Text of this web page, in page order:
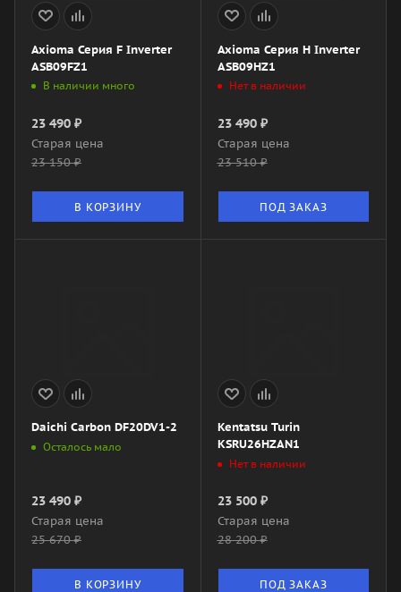
Axioma Серия F Inverter
ASB09FZ1
В наличии много
23 490 ₽
Старая цена
23 150₽
В КОРЗИНУ
Axioma Серия H Inverter
ASB09HZ1
Нет в наличии
23 490₽
Старая цена
23 510₽
ПОД ЗАКАЗ
Daichi Carbon DF20DV1-2
Осталось мало
23 490 ₽
Старая цена
25 670₽
В КОРЗИНУ
Kentatsu Turin
KSRU26HZAN1
Нет в наличии
23 500₽
Старая цена
28 200₽
ПОД ЗАКАЗ